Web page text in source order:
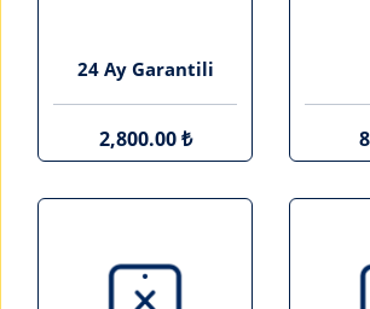
24 Ay Garantili
2,800.00 ₺